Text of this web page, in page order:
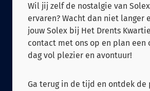
Wil jij zelf de nostalgie van
ervaren? Wacht dan niet langer
jouw Solex bij Het Drents
contact met ons op en plan een
dag vol plezier en avontuur!
Ga terug in de tijd en ontdek de